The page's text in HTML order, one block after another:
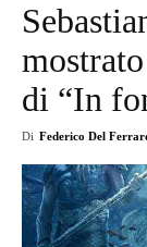
di “In
Di Federico Del